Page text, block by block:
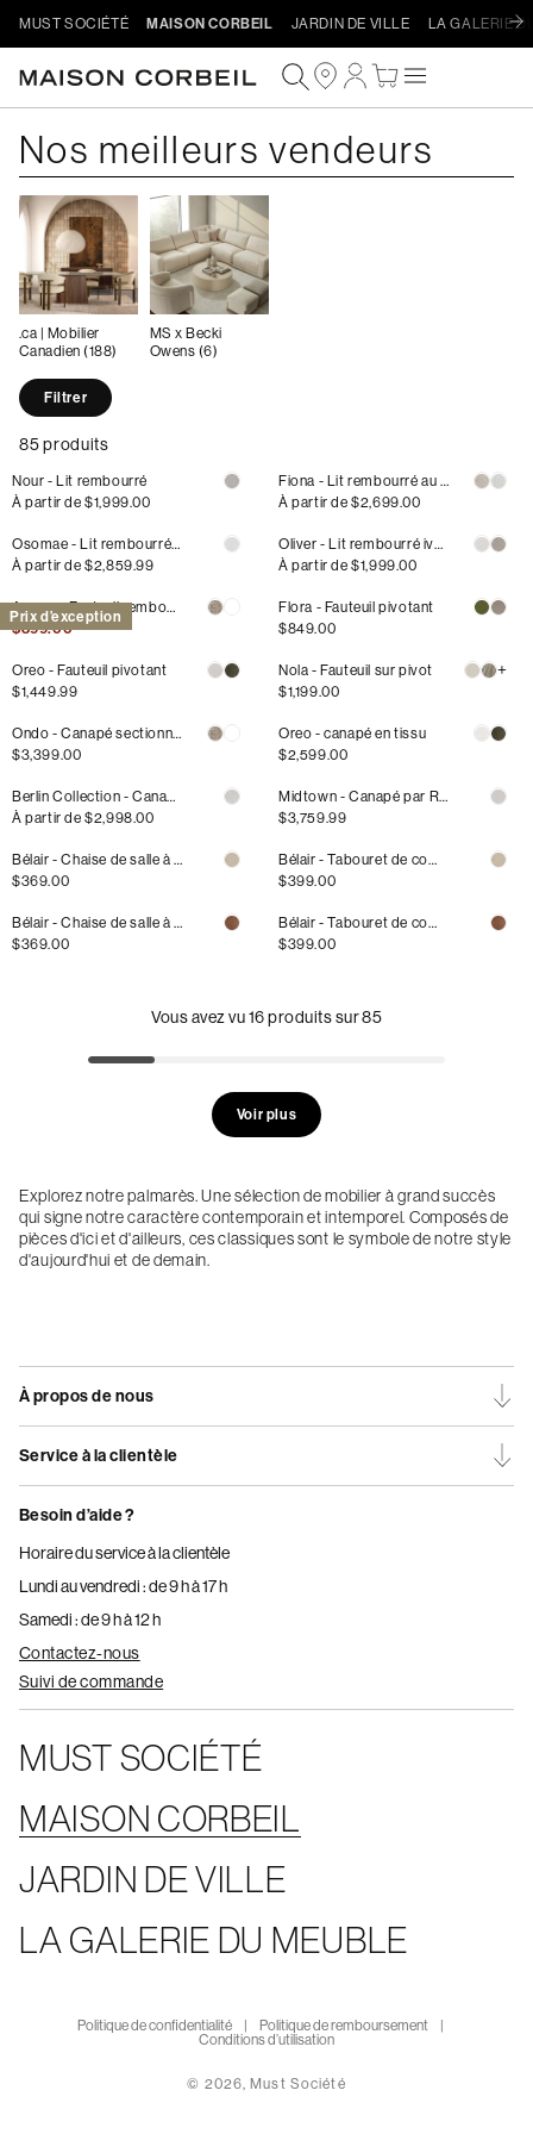
MUST SOCIÉTÉ MAISON CORBEIL JARDIN DE VILLE LA GALERIE
Connexion
Panier
Procéder au paiement
Collection:
Nos meilleurs vendeurs
.ca | Mobilier
Canadien (188)
MS x Becki
Owens (6)
Filtrer
85 produits
Nour - Lit rembourré
Prix
À partir de$1,999.00
Fiona - Lit rembourré au rêvement bouclé
Prix
À partir de$2,699.00
Osomae - Lit rembourré en tissu
Prix
À partir de$2,859.99
Oliver - Lit rembourré ivoire
Prix
À partir de$1,999.00
Amora - Fauteuil rembourré pivotant
Prix
$899.00
Prix d’exception
Flora - Fauteuil pivotant
Prix
$849.00
Oreo - Fauteuil pivotant
Prix
$1,449.99
Nola - Fauteuil sur pivot +
Prix
$1,199.00
Ondo - Canapé sectionnel
Prix
$3,399.00
Oreo - canapé en tissu
Prix
$2,599.00
Berlin Collection - Canapé modulaire en tissu
Prix
À partir de$2,998.00
Midtown - Canapé par Romano
Prix
$3,759.99
Bélair - Chaise de salle à manger
Prix
$369.00
Bélair - Tabouret de comptoir
Prix
$399.00
Bélair - Chaise de salle à manger en imitation de cuir
Prix
$369.00
Bélair - Tabouret de comptoir en imitation de cuir
Prix
$399.00
Vous avez vu16produits sur85
Voir plus
Explorez notre palmarès. Une sélection de mobilier à grand succès
qui signe notre caractère contemporain et intemporel. Composés de
pièces d'ici et d'ailleurs, ces classiques sont le symbole de notre style
d'aujourd'hui et de demain.
À propos de nous
Service à la clientèle
Besoin d’aide ?
Horaire du service à la clientèle
Lundi au vendredi : de 9 h à 17 h
Samedi : de 9 h à 12 h
Contactez-nous
Suivi de commande
MUST SOCIÉTÉ
MAISON CORBEIL
JARDIN DE VILLE
LA GALERIE DU MEUBLE
Politique de confidentialité
Politique de remboursement
Conditions d’utilisation
© 2026,Must Société